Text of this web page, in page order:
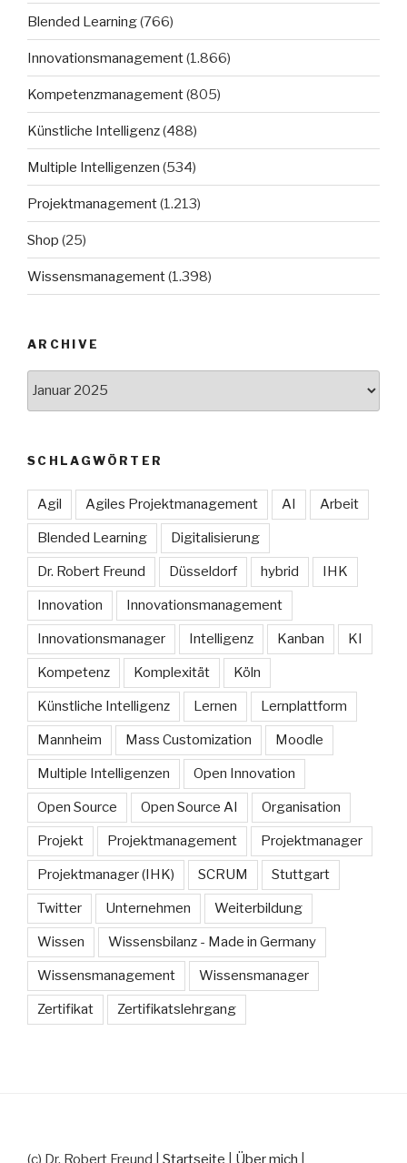
Blended Learning(766)
Innovationsmanagement(1.866)
Kompetenzmanagement(805)
Künstliche Intelligenz(488)
Multiple Intelligenzen (534)
Projektmanagement(1.213)
Shop (25)
Wissensmanagement(1.398)
ARCHIVE
SCHLAGWÖRTER
Agil Agiles Projektmanagement AI Arbeit
Blended Learning Digitalisierung
Dr. Robert Freund Düsseldorf hybrid IHK
Innovation Innovationsmanagement
Innovationsmanager Intelligenz Kanban KI
Kompetenz Komplexität Köln
Künstliche Intelligenz Lernen Lernplattform
Mannheim Mass Customization Moodle
Multiple Intelligenzen Open Innovation
Open Source Open Source AI Organisation
Projekt Projektmanagement Projektmanager
Projektmanager (IHK) SCRUM Stuttgart
Twitter Unternehmen Weiterbildung
Wissen Wissensbilanz - Made in Germany
Wissensmanagement Wissensmanager
Zertifikat Zertifikatslehrgang